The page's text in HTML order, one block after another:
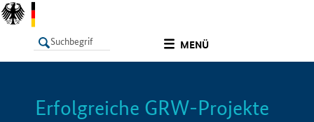
MENÜ
LISTE Info
Erfolgreiche GRW-Projekte